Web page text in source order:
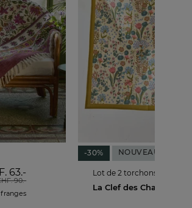
63.-
90.-
-30% NOUVEAUTÉ
Lot de 2 torchons
La Clef des Champs